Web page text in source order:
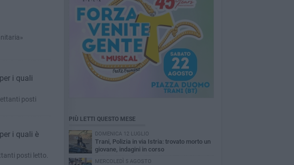
i quali
posti
i quali è
posti letto.
PIÙ LETTI QUESTO MESE
DOMENICA 12 LUGLIO
Trani, Polizia in via Istria: trovato morto un
giovane, indagini in corso
MERCOLEDÌ 5 AGOSTO